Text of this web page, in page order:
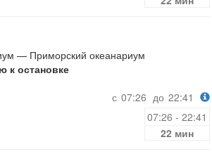
— Приморский океанариум
к остановке
с 07:26 до 22:41
07:26 - 22:41
22 мин